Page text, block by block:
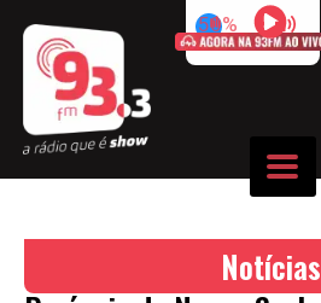
50%
Notícias